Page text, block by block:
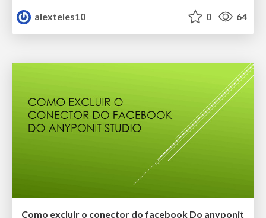
alexteles10
0 64
Como excluir o conector do facebook Do anyponit